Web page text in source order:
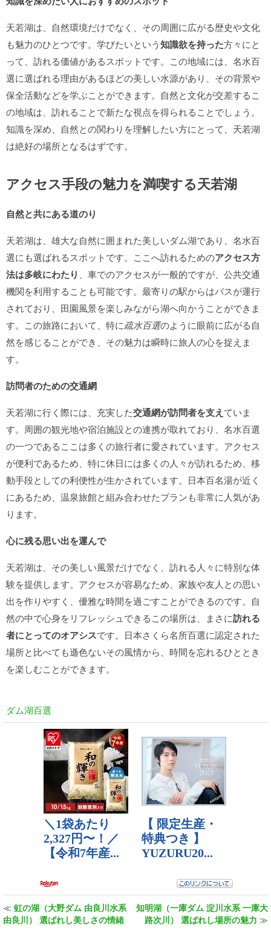
天若湖は、自然環境だけでなく、その周囲に広がる歴史や文化
も魅力のひとつです。学びたいという知識欲を持った方々にと
って、訪れる価値があるスポットです。この地域には、名水百
選に選ばれる理由があるほどの美しい水源があり、その背景や
保全活動などを学ぶことができます。自然と文化が交差するこ
の地域は、訪れることで新たな視点を得られることでしょう。
知識を深め、自然との関わりを理解したい方にとって、天若湖
は絶好の場所となるはずです。
アクセス手段の魅力を満喫する天若湖
自然と共にある道のり
天若湖は、雄大な自然に囲まれた美しいダム湖であり、名水百
選にも選ばれるスポットです。ここへ訪れるためのアクセス方
法は多岐にわたり
、車でのアクセスが一般的ですが、公共交通
機関を利用することも可能です。最寄りの駅からはバスが運行
されており、田園風景を楽しみながら湖へ向かうことができま
す。この旅路において、特に疏水百選のように眼前に広がる自
然を感じることができ、その魅力は瞬時に旅人の心を捉えま
す。
訪問者のための交通網
天若湖に行く際には、充実した交通網が訪問者を支えていま
す。周囲の観光地や宿泊施設との連携が取れており、名水百選
の一つであるここは多くの旅行者に愛されています。アクセス
が便利であるため、特に休日には多くの人々が訪れるため、移
動手段としての利便性が生かされています。日本百名湯が近く
にあるため、温泉旅館と組み合わせたプランも非常に人気があ
ります。
心に残る思い出を運んで
天若湖は、その美しい風景だけでなく、訪れる人々に特別な体
験を提供します。アクセスが容易なため、家族や友人との思い
出を作りやすく、優雅な時間を過ごすことができるのです。自
然の中で心身をリフレッシュできるこの場所は、まさに訪れる
者にとってのオアシスです。日本さくら名所百選に認定された
場所と比べても遜色ないその風情から、時間を忘れるひととき
を楽しむことができます。
ダム湖百選
≪ 虹の湖（大野ダム 由良川水系
由良川） 選ばれし美しさの情緒
知明湖（一庫ダム 淀川水系 一庫大
路次川） 選ばれし場所の魅力 ≫